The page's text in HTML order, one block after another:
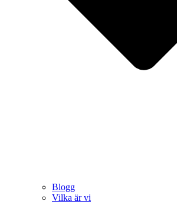
Blogg
Vilka är vi